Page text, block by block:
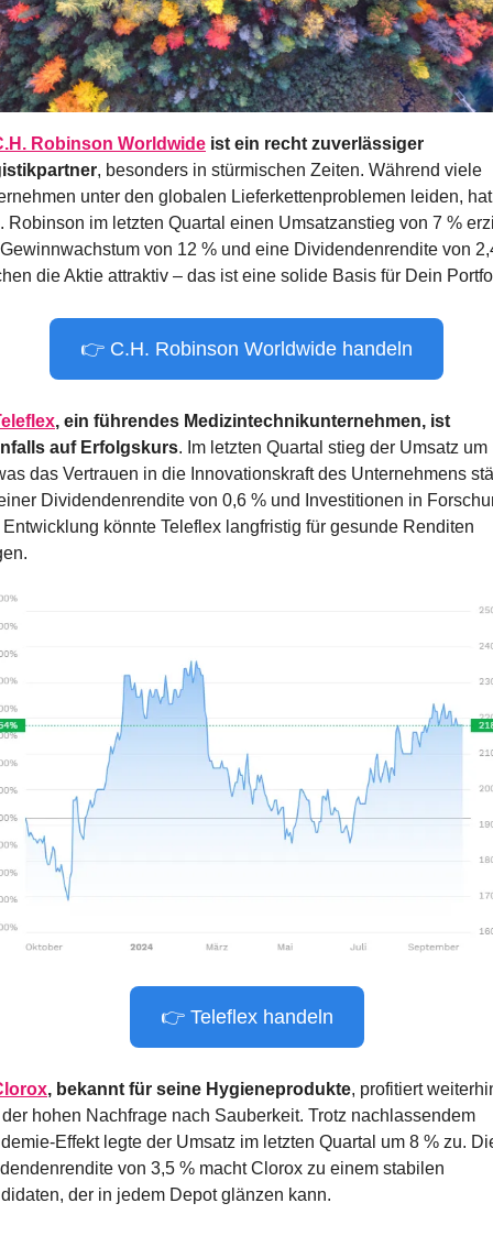
Robinson Worldwide ist ein recht zuverlässiger
, besonders in stürmischen Zeiten. Während viele
unter den globalen Lieferkettenproblemen leiden, hat
Robinson im letzten Quartal einen Umsatzanstieg von 7 %
von 12 % und eine Dividendenrendite von
die Aktie attraktiv – das ist eine solide Basis für Dein
👉 C.H. Robinson Worldwide handeln
, ein führendes Medizintechnikunternehmen, ist
auf Erfolgskurs. Im letzten Quartal stieg der Umsatz um
das Vertrauen in die Innovationskraft des Unternehmens
Dividendenrendite von 0,6 % und Investitionen in
könnte Teleflex langfristig für gesunde Renditen
👉 Teleflex handeln
, bekannt für seine Hygieneprodukte, profitiert
hohen Nachfrage nach Sauberkeit. Trotz nachlassendem
Effekt legte der Umsatz im letzten Quartal um 8 % zu.
von 3,5 % macht Clorox zu einem stabilen
der in jedem Depot glänzen kann.